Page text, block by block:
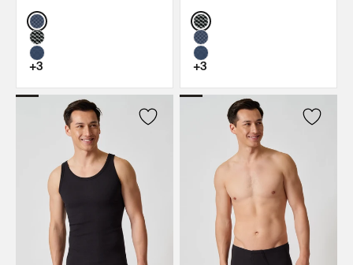
Color:
+3
Color:
+3